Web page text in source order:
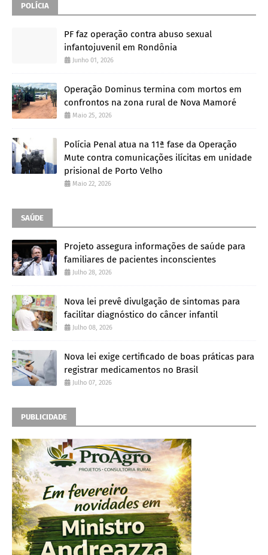
POLÍCIA
PF faz operação contra abuso sexual
infantojuvenil em Rondônia
Junho 01, 2026
Operação Dominus termina com mortos em
confrontos na zona rural de Nova Mamoré
Maio 25, 2026
Polícia Penal atua na 11ª fase da Operação
Mute contra comunicações ilícitas em unidade
prisional de Porto Velho
Maio 22, 2026
SAÚDE
Projeto assegura informações de saúde para
familiares de pacientes inconscientes
Julho 28, 2026
Nova lei prevê divulgação de sintomas para
facilitar diagnóstico do câncer infantil
Julho 08, 2026
Nova lei exige certificado de boas práticas para
registrar medicamentos no Brasil
Julho 07, 2026
PUBLICIDADE